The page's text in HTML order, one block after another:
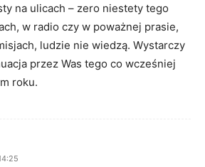
na ulicach – zero niestety tego
w radio czy w poważnej prasie,
ludzie nie wiedzą. Wystarczy
przez Was tego co wcześniej
roku.